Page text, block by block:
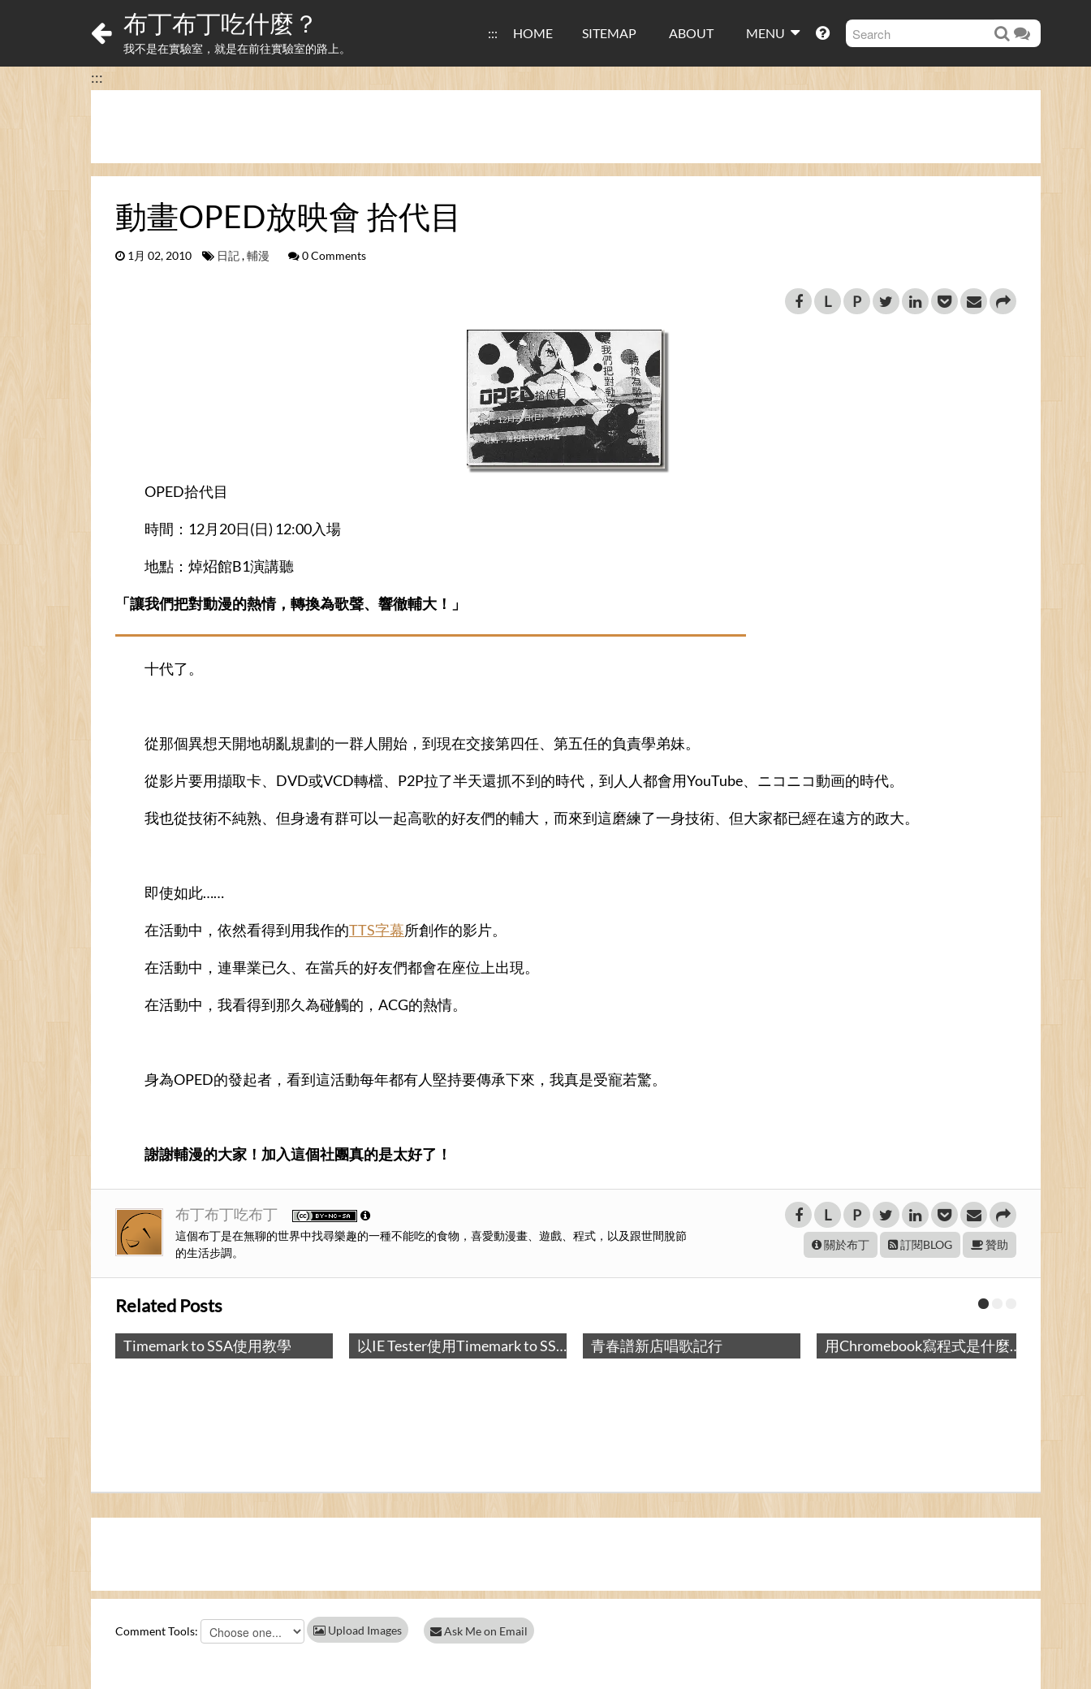
布丁布丁吃什麼？
我不是在實驗室，就是在前往實驗室的路上。
::: HOME SITEMAP ABOUT MENU
:::
動畫OPED放映會 拾代目
1月 02, 2010 日記,輔漫 0 Comments
L P
OPED拾代目
時間：12月20日(日) 12:00入場
地點：焯炤館B1演講聽
「讓我們把對動漫的熱情，轉換為歌聲、響徹輔大！」
十代了。
從那個異想天開地胡亂規劃的一群人開始，到現在交接第四任、第五任的負責學弟妹。
從影片要用擷取卡、DVD或VCD轉檔、P2P拉了半天還抓不到的時代，到人人都會用YouTube、ニコニコ動画的時代。
我也從技術不純熟、但身邊有群可以一起高歌的好友們的輔大，而來到這磨練了一身技術、但大家都已經在遠方的政大。
即使如此……
在活動中，依然看得到用我作的TTS字幕所創作的影片。
在活動中，連畢業已久、在當兵的好友們都會在座位上出現。
在活動中，我看得到那久為碰觸的，ACG的熱情。
身為OPED的發起者，看到這活動每年都有人堅持要傳承下來，我真是受寵若驚。
謝謝輔漫的大家！加入這個社團真的是太好了！
布丁布丁吃布丁
這個布丁是在無聊的世界中找尋樂趣的一種不能吃的食物，喜愛動漫畫、遊戲、程式，以及跟世間脫節
的生活步調。
L P
關於布丁 訂閱BLOG 贊助
Related Posts
青春譜新店唱歌記行
Comment Tools: Upload Images Ask Me on Email